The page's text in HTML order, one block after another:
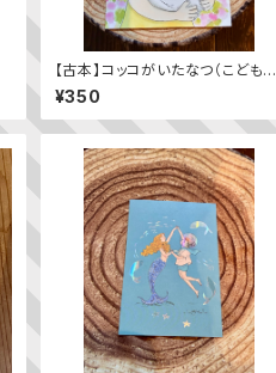
【古本】コッコがいたなつ（こどもの
とも2023年9月号）
¥350